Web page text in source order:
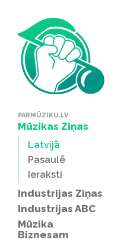
PARMŪZIKU.LV
Mūzikas Ziņas
Latvijā
Pasaulē
Ieraksti
Industrijas Ziņas
Industrijas ABC
Mūzika
Biznesam